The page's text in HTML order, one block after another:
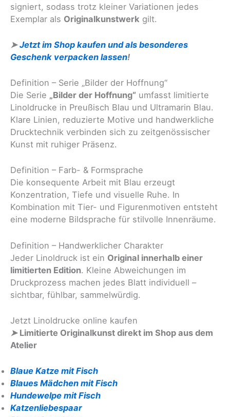
signiert, sodass trotz kleiner Variationen jedes
Exemplar als Originalkunstwerk gilt.
➤ Jetzt im Shop kaufen und als besonderes
Geschenk verpacken lassen!
Definition – Serie „Bilder der Hoffnung“
Die Serie „Bilder der Hoffnung“ umfasst limitierte
Linoldrucke in Preußisch Blau und Ultramarin Blau.
Klare Linien, reduzierte Motive und handwerkliche
Drucktechnik verbinden sich zu zeitgenössischer
Kunst mit ruhiger Präsenz.
Definition – Farb- & Formsprache
Die konsequente Arbeit mit Blau erzeugt
Konzentration, Tiefe und visuelle Ruhe. In
Kombination mit Tier- und Figurenmotiven entsteht
eine moderne Bildsprache für stilvolle Innenräume.
Definition – Handwerklicher Charakter
Jeder Linoldruck ist ein Original innerhalb einer
limitierten Edition. Kleine Abweichungen im
Druckprozess machen jedes Blatt individuell –
sichtbar, fühlbar, sammelwürdig.
Jetzt Linoldrucke online kaufen
➤Limitierte Originalkunst direkt im Shop aus dem
Atelier
Blaue Katze mit Fisch
Blaues Mädchen mit Fisch
Hundewelpe mit Fisch
Katzenliebespaar